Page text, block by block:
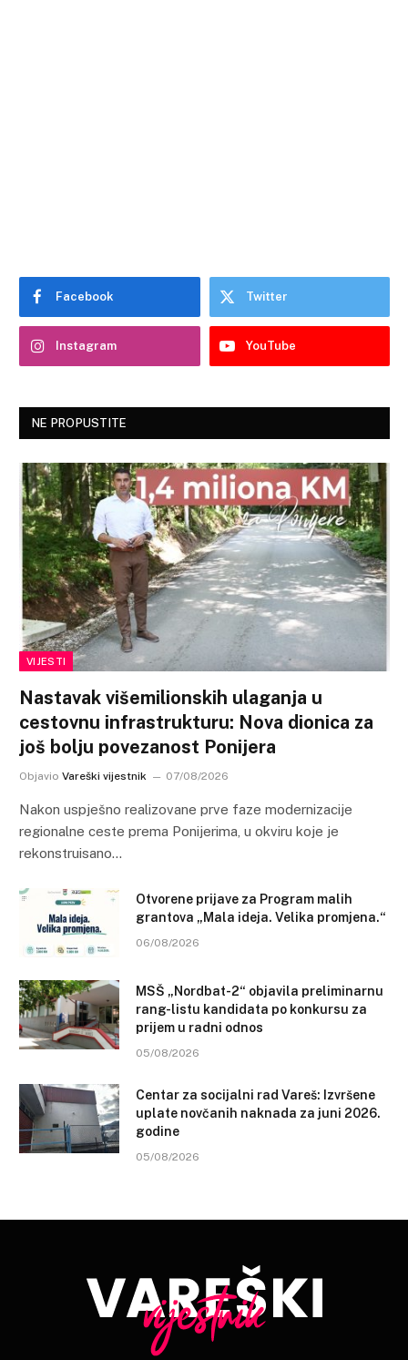
Facebook Twitter
Instagram YouTube
NE PROPUSTITE
VIJESTI
Nastavak višemilionskih ulaganja u
cestovnu infrastrukturu: Nova dionica za
još bolju povezanost Ponijera
Objavio Vareški vijestnik 07/08/2026
Nakon uspješno realizovane prve faze modernizacije
regionalne ceste prema Ponijerima, u okviru koje je
rekonstruisano…
Otvorene prijave za Program malih
grantova „Mala ideja. Velika promjena.“
06/08/2026
MSŠ „Nordbat-2“ objavila preliminarnu
rang-listu kandidata po konkursu za
prijem u radni odnos
05/08/2026
Centar za socijalni rad Vareš: Izvršene
uplate novčanih naknada za juni 2026.
godine
05/08/2026